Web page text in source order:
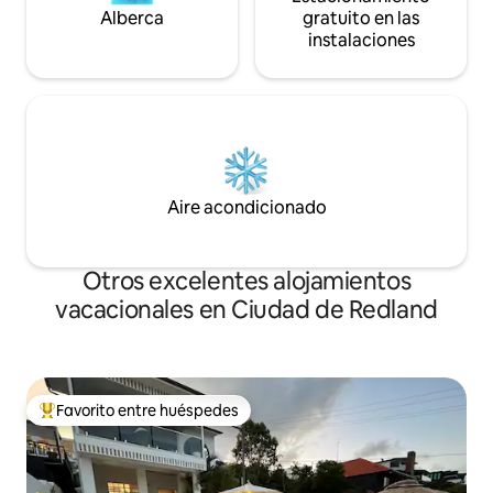
Alberca
gratuito en las
instalaciones
Aire acondicionado
Otros excelentes alojamientos
vacacionales en Ciudad de Redland
De los mejores en Favorito entre huéspedes
Favorito entre huéspedes